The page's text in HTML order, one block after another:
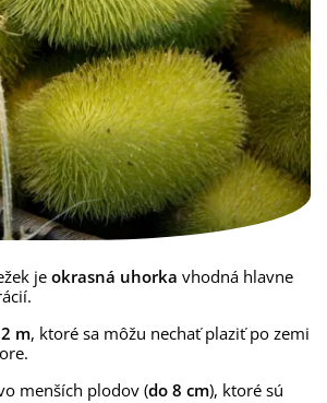
je okrasná uhorka vhodná hlavne
m, ktoré sa môžu nechať plaziť po zemi
menších plodov (do 8 cm), ktoré sú